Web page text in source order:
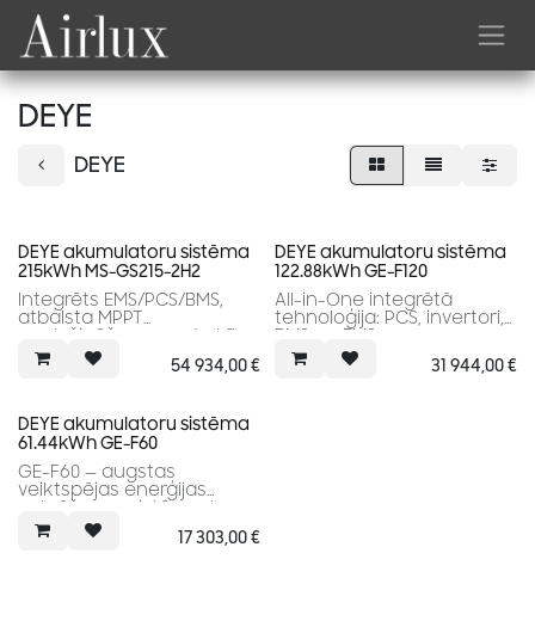
Skip to Content
DEYE
DEYE
DEYE akumulatoru sistēma
215kWh MS-GS215-2H2
Integrēts EMS/PCS/BMS,
atbalsta MPPT
paplašināšanu un darbību
bez tīkla (off-grid).
54 934,00€
DEYE akumulatoru sistēma
122.88kWh GE-F120
All-in-One integrētā
tehnoloģija: PCS, invertori,
BMS un EMS
31 944,00€
DEYE akumulatoru sistēma
61.44kWh GE-F60
GE-F60 — augstas
veiktspējas enerģijas
uzkrāšanas sistēma, kas
izstrādāta, lai nodrošinātu
plaša spektra jaudu.17 303,00€